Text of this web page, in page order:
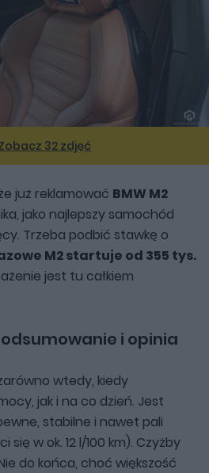
32 zdjęć
już reklamować BMW M2
jako najlepszy samochód
Trzeba podbić stawkę o
M2 startuje od 355 tys.
jest tu całkiem
i opinia
wtedy, kiedy
jak i na co dzień. Jest
stabilne i nawet pali
się w ok. 12 l/100 km). Czyżby
do końca, choć większość